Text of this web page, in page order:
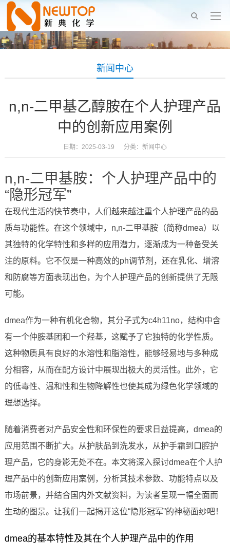
新闻中心
n,n-二甲基乙醇胺在个人护理产品
中的创新应用案例
日期：2025-03-19 分类： 新闻中心
n,n-二甲基胺：个人护理产品中的
“隐形冠军”
在现代生活的快节奏中，人们越来越注重个人护理产品的品
质与功能性。在这个领域中，n,n-二甲基胺（简称dmea）以
其独特的化学特性和多样的应用潜力，逐渐成为一种备受关
注的原料。它不仅是一种高效的ph调节剂，还在乳化、增溶
和防腐等方面表现出色，为个人护理产品的创新提供了无限
可能。
dmea作为一种有机化合物，其分子式为c4h11no，结构中含
有一个仲胺基团和一个羟基，这赋予了它独特的化学性质。
这种物质具有良好的水溶性和脂溶性，能够轻易地与多种成
分相容，从而在配方设计中展现出极大的灵活性。此外，它
的低毒性、温和性和生物降解性也使其成为绿色化学领域的
理想选择。
随着消费者对产品安全性和环保性的要求日益提高，dmea的
应用范围不断扩大。从护肤品到洗发水，从护手霜到口腔护
理产品，它的身影无处不在。本文将深入探讨dmea在个人护
理产品中的创新应用案例，分析其技术参数、功能特点以及
市场前景，并结合国内外文献资料，为读者呈现一幅全面而
生动的图景。让我们一起揭开这位“隐形冠军”的神秘面纱吧！
dmea的基本特性及其在个人护理产品中的作用